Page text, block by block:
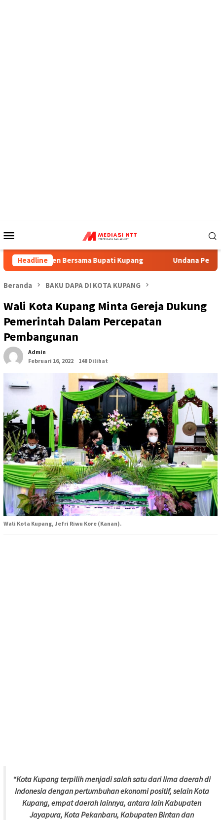
Mobile
Headline
Bersama Bupati Kupang Undana Perkuat Kejujuran
Beranda BAKU DAPA DI KOTA KUPANG
Wali Kota Kupang Minta Gereja Dukung
Pemerintah Dalam Percepatan
Pembangunan
Admin
Februari 16, 2022
148 Dilihat
Wali Kota Kupang, Jefri Riwu Kore (Kanan).
“Kota Kupang terpilih menjadi salah satu dari lima daerah di
Indonesia dengan pertumbuhan ekonomi positif, selain Kota
Kupang, empat daerah lainnya, antara lain Kabupaten
Jayapura, Kota Pekanbaru, Kabupaten Bintan dan